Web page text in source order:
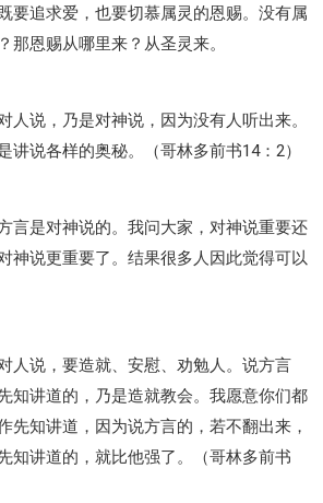
要追求爱，也要切慕属灵的恩赐。没有属
那恩赐从哪里来？从圣灵来。
人说，乃是对神说，因为没有人听出来。
讲说各样的奥秘。（哥林多前书14：2）
言是对神说的。我问大家，对神说重要还
神说更重要了。结果很多人因此觉得可以
人说，要造就、安慰、劝勉人。说方言
知讲道的，乃是造就教会。我愿意你们都
先知讲道，因为说方言的，若不翻出来，
知讲道的，就比他强了。（哥林多前书